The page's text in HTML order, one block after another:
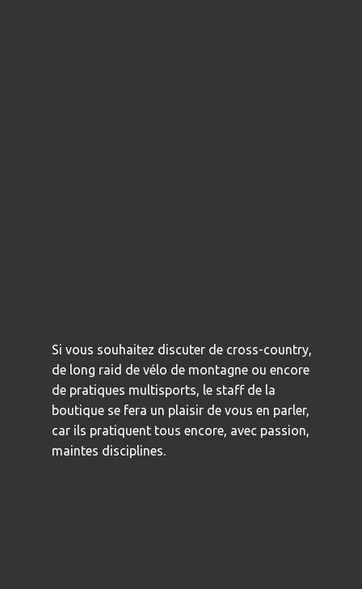
Si vous souhaitez discuter de cross-country,
de long raid de vélo de montagne ou encore
de pratiques multisports, le staff de la
boutique se fera un plaisir de vous en parler,
car ils pratiquent tous encore, avec passion,
maintes disciplines.